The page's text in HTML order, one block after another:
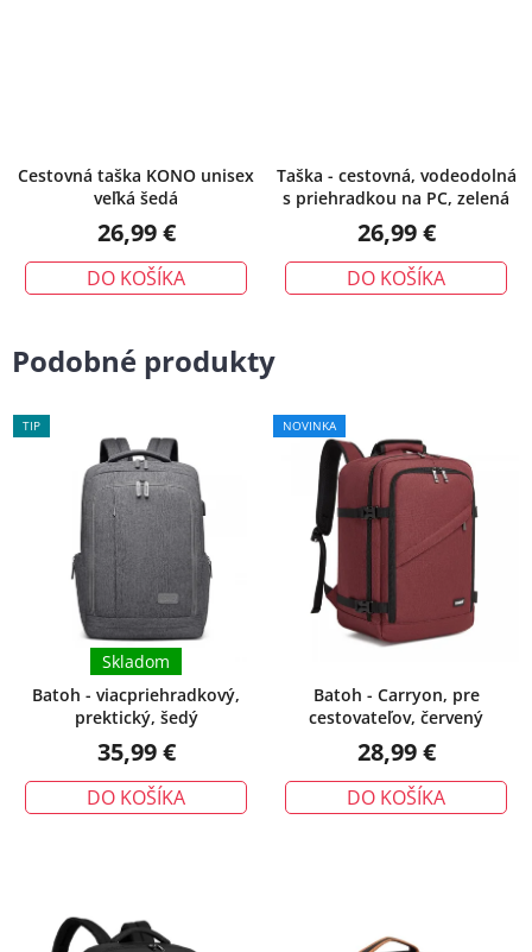
Cestovná taška KONO unisex
veľká šedá
26,99 €
DO KOŠÍKA
Taška - cestovná, vodeodolná
s priehradkou na PC, zelená
26,99 €
DO KOŠÍKA
Podobné produkty
TIP
Batoh - viacpriehradkový,
prektický, šedý
Skladom
35,99 €
DO KOŠÍKA
NOVINKA
Batoh - Carryon, pre
cestovateľov, červený
28,99 €
DO KOŠÍKA